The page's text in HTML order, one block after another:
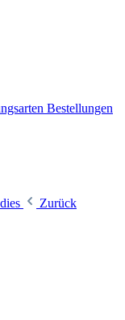
Bestellungen
Zurück